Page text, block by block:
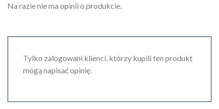
Na razie nie ma opinii o produkcie.
Tylko zalogowani klienci, którzy kupili ten produkt
mogą napisać opinię.